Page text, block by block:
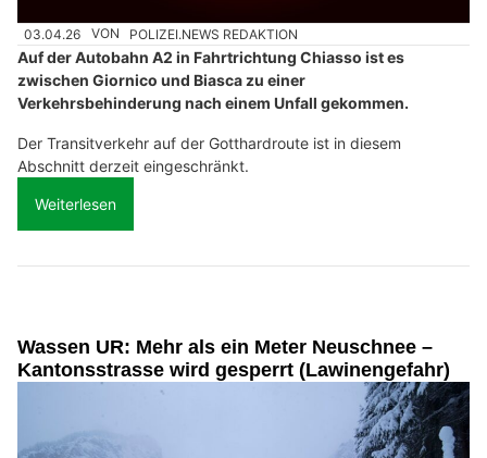
03.04.26 VON POLIZEI.NEWS REDAKTION
Auf der Autobahn A2 in Fahrtrichtung Chiasso ist es
zwischen Giornico und Biasca zu einer
Verkehrsbehinderung nach einem Unfall gekommen.
Der Transitverkehr auf der Gotthardroute ist in diesem
Abschnitt derzeit eingeschränkt.
Weiterlesen
Wassen UR: Mehr als ein Meter Neuschnee –
Kantonsstrasse wird gesperrt (Lawinengefahr)